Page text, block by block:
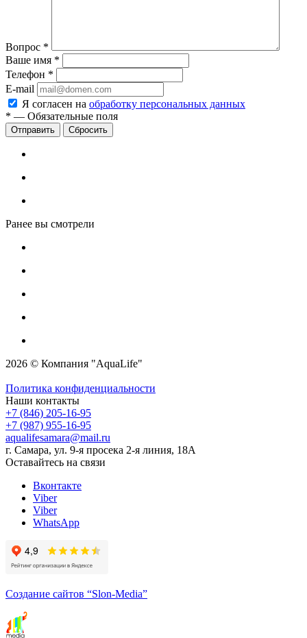
Вопрос *
Ваше имя *
Телефон *
E-mail
Я согласен на обработку персональных данных
* — Обязательные поля
Сбросить
Ранее вы смотрели
2026 © Компания "AquaLife"
Политика конфиденциальности
Наши контакты
+7 (846) 205-16-95
+7 (987) 955-16-95
aqualifesamara@mail.ru
г. Самара, ул. 9-я просека 2-я линия, 18А
Оставайтесь на связи
Вконтакте
Viber
Viber
WhatsApp
Создание сайтов “Slon-Media”